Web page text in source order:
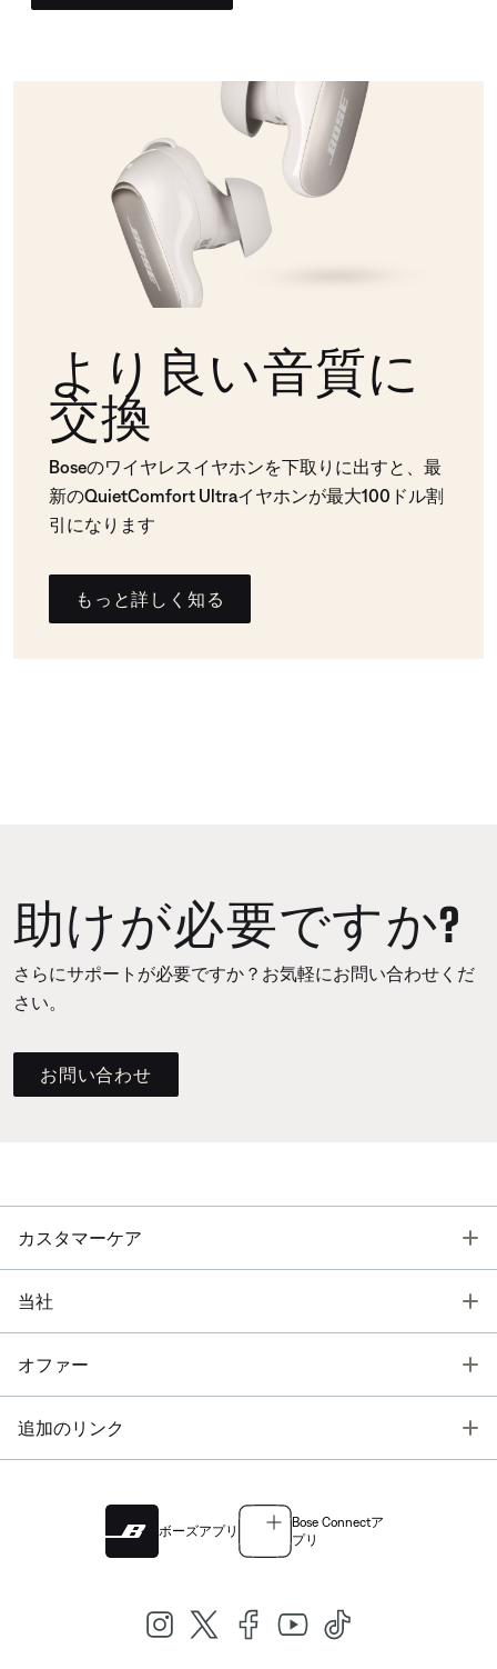
より良い音質に
交換
Boseのワイヤレスイヤホンを下取りに出すと、最
新のQuietComfort Ultraイヤホンが最大100ドル割
引になります
もっと詳しく知る
助けが必要ですか?
さらにサポートが必要ですか？お気軽にお問い合わせくだ
さい。
お問い合わせ
カスタマーケア
当社
オファー
追加のリンク
ボーズアプリ
Bose Connectア
プリ